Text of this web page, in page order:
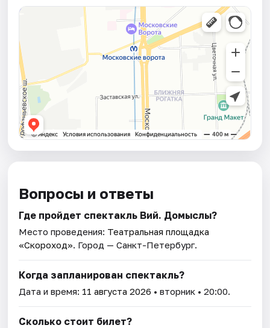
Вопросы и ответы
Где пройдет спектакль Вий. Домыслы?
Место проведения: Театральная площадка
«Скороход». Город — Санкт-Петербург.
Когда запланирован спектакль?
Дата и время: 11 августа 2026 • вторник • 20:00.
Сколько стоит билет?